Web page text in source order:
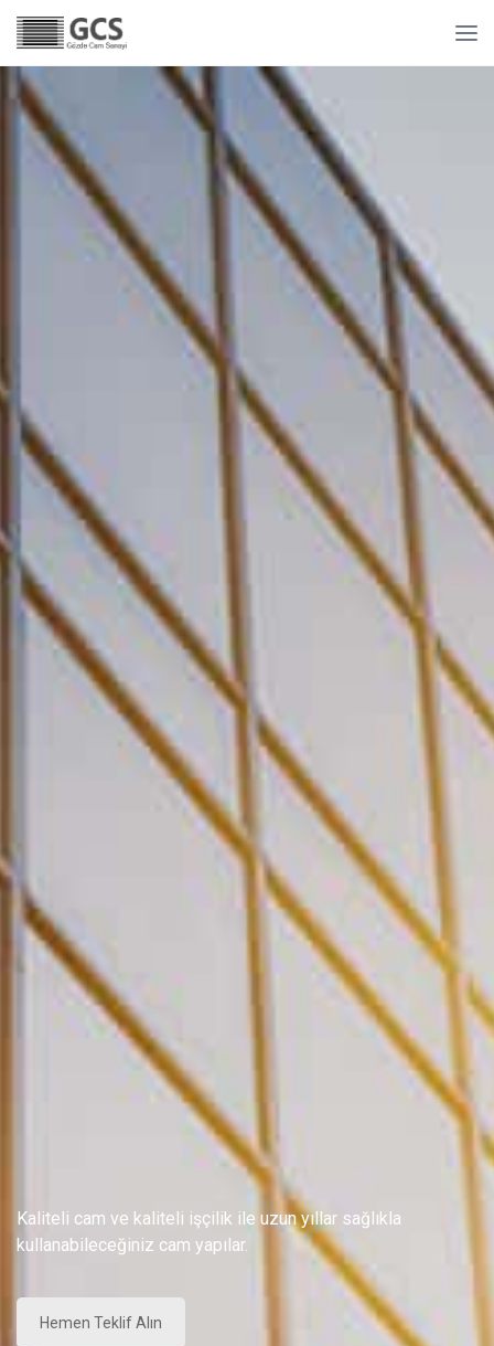
Kaliteli cam ve kaliteli işçilik ile uzun yıllar sağlıkla
kullanabileceğiniz cam yapılar.
Hemen Teklif Alın